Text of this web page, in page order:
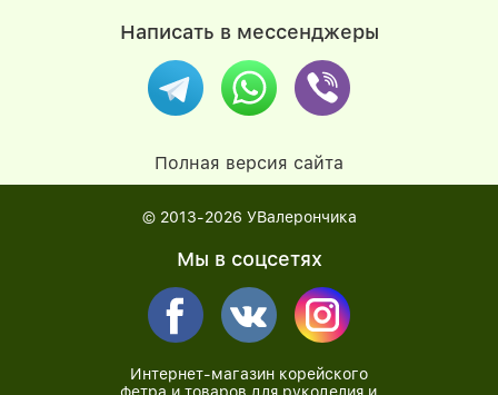
Написать в мессенджеры
Полная версия сайта
© 2013-2026 УВалерончика
Мы в соцсетях
Интернет-магазин корейского